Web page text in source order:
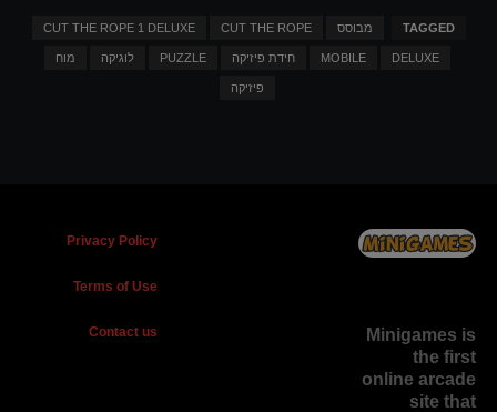
TAGGED מבוסס CUT THE ROPE
CUT THE ROPE 1 DELUXE
DELUXE
MOBILE חידת פיזיקה PUZZLE לוגיקה מוח
פיזיקה
Minigames is
the first
online arcade
site that
Privacy Policy
Terms of Use
Contact us